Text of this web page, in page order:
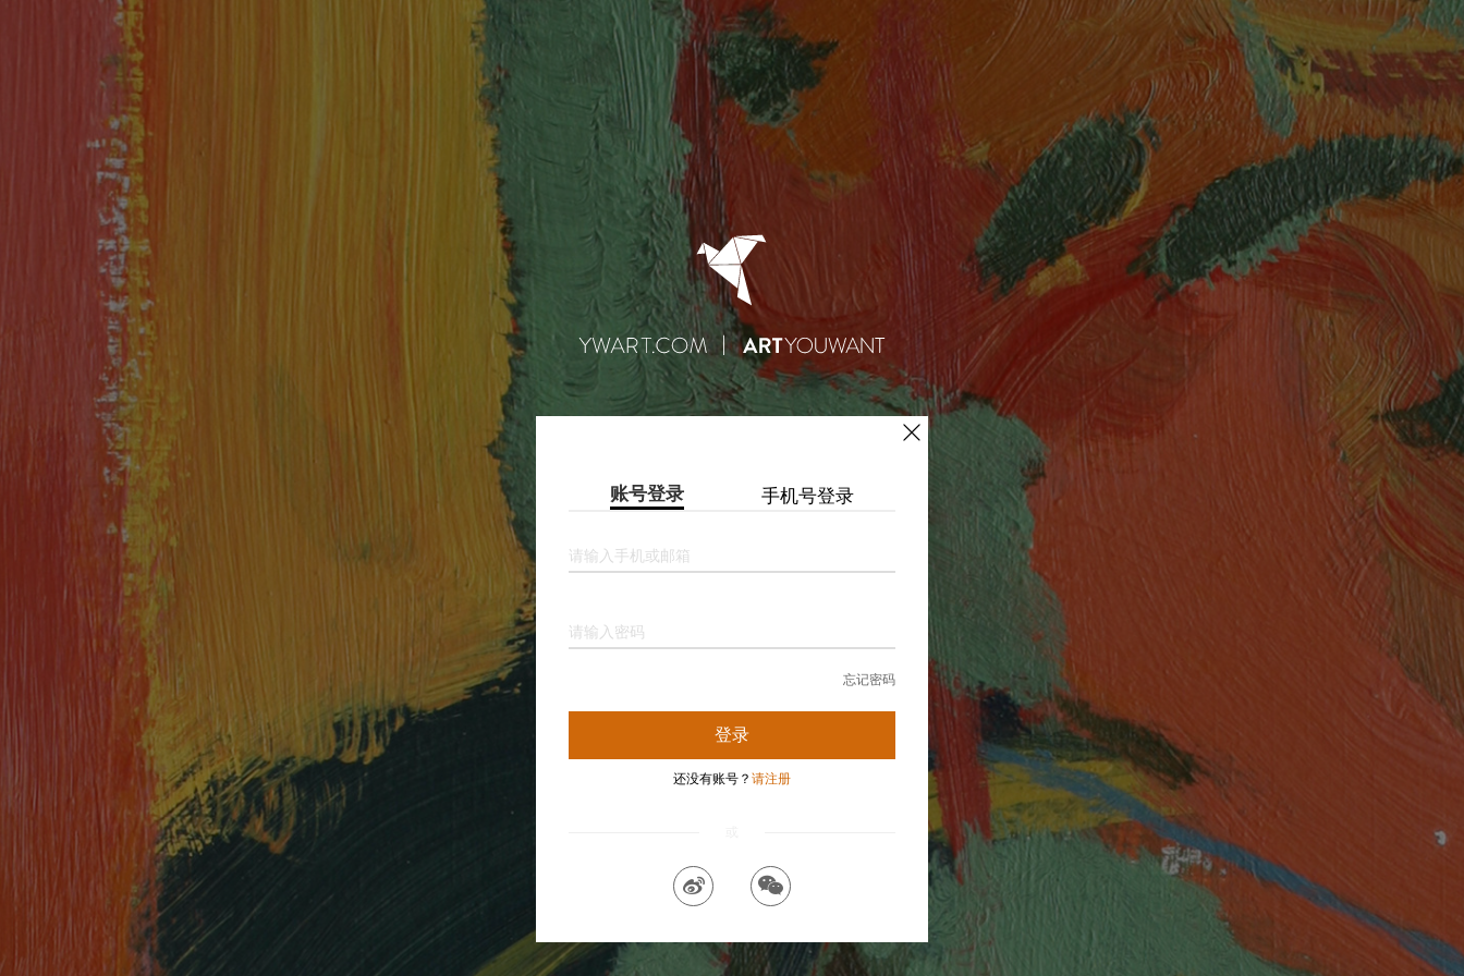
账号登录 手机号登录
请输入手机或邮箱
请输入密码
忘记密码
登录
还没有账号？ 请注册